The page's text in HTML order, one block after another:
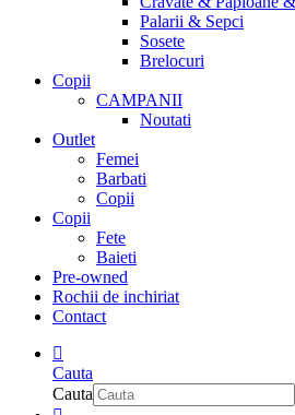
Palarii & Sepci
Sosete
Brelocuri
Copii
CAMPANII
Noutati
Outlet
Femei
Barbati
Copii
Copii
Fete
Baieti
Pre-owned
Rochii de inchiriat
Contact
Cauta
Cauta